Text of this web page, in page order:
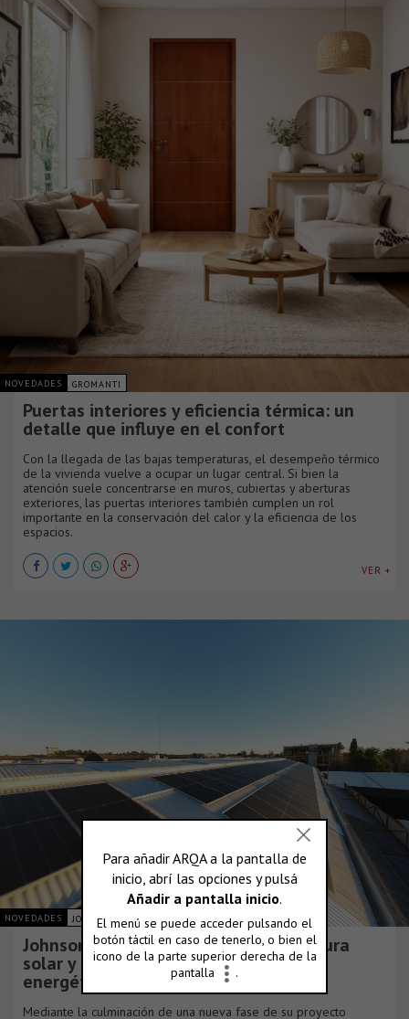
NOVEDADES GROMANTI
Puertas interiores y eficiencia térmica: un
detalle que influye en el confort
Con la llegada de las bajas temperaturas, el desempeño térmico
de la vivienda vuelve a ocupar un lugar central. Si bien la
atención suele concentrarse en muros, cubiertas y aberturas
exteriores, las puertas interiores también cumplen un rol
importante en la conservación del calor y la eficiencia de los
espacios.
VER +
NOVEDADES JOHNSON ACERO S.A.
Johnson Acero duplica su infraestructura
solar y consolida su plan de eficiencia
energética
Mediante la culminación de una nueva fase de su proyecto